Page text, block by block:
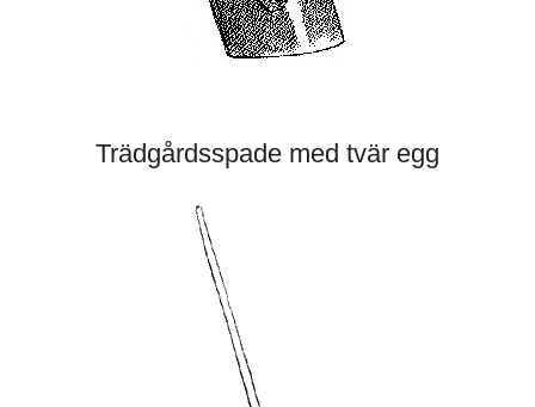
Trädgårdsspade med tvär egg